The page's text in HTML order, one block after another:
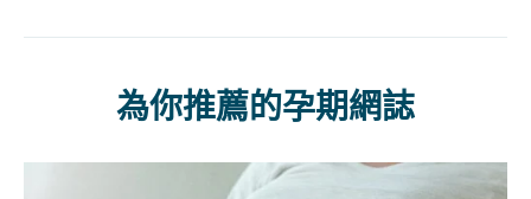
為你推薦的孕期網誌